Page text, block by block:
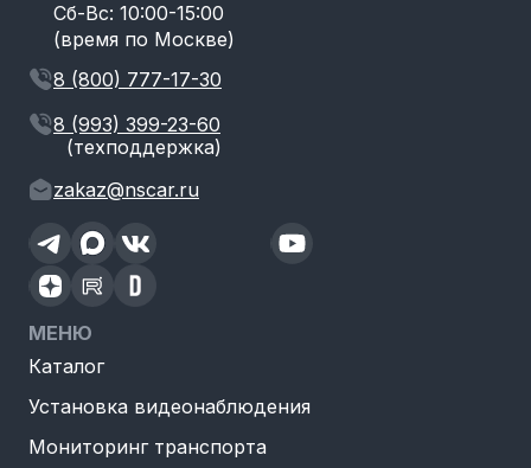
Сб-Вс: 10:00-15:00
(время по Москве)
8 (800) 777-17-30
8 (993) 399-23-60
(техподдержка)
zakaz@nscar.ru
МЕНЮ
Каталог
Установка видеонаблюдения
Мониторинг транспорта